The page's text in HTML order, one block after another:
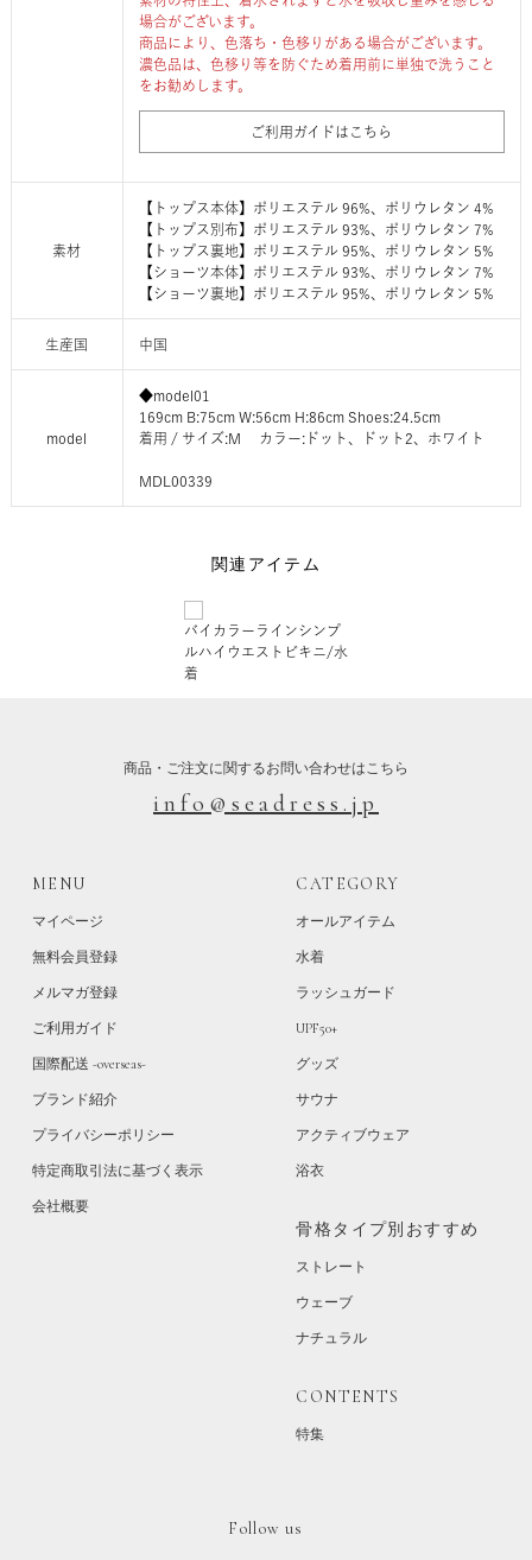
場合がございます。
商品により、色落ち・色移りがある場合がございます。
濃色品は、色移り等を防ぐため着用前に単独で洗うこと
をお勧めします。
ご利用ガイドはこちら
素材
【トップス本体】ポリエステル 96%、ポリウレタン 4%
【トップス別布】ポリエステル 93%、ポリウレタン 7%
【トップス裏地】ポリエステル 95%、ポリウレタン 5%
【ショーツ本体】ポリエステル 93%、ポリウレタン 7%
【ショーツ裏地】ポリエステル 95%、ポリウレタン 5%
生産国 中国
model
◆model01
169cm B:75cm W:56cm H:86cm Shoes:24.5cm
着用 / サイズ:M カラー:ドット、ドット2、ホワイト
MDL00339
関連アイテム
バイカラーラインシンプ
ルハイウエストビキニ/水
着
商品・ご注文に関するお問い合わせはこちら
info@seadress.jp
MENU
マイページ
無料会員登録
メルマガ登録
ご利用ガイド
国際配送 -overseas-
ブランド紹介
プライバシーポリシー
特定商取引法に基づく表示
会社概要
CATEGORY
オールアイテム
水着
ラッシュガード
UPF50+
グッズ
サウナ
アクティブウェア
浴衣
骨格タイプ別おすすめ
ストレート
ウェーブ
ナチュラル
CONTENTS
特集
Follow us